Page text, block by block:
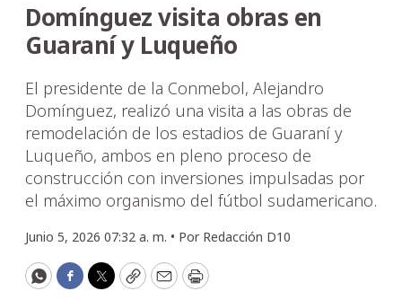
Domínguez visita obras en
Guaraní y Luqueño
El presidente de la Conmebol, Alejandro
Domínguez, realizó una visita a las obras de
remodelación de los estadios de Guaraní y
Luqueño, ambos en pleno proceso de
construcción con inversiones impulsadas por
el máximo organismo del fútbol sudamericano.
Junio 5, 2026 07:32 a. m. • Por Redacción D10
WhatsApp
Facebook
Twitter
CopyEmailPrint